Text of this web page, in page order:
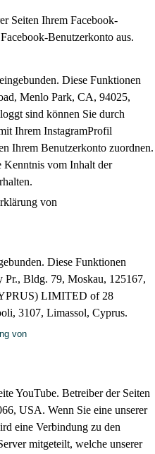
Seiten Ihrem Facebook-
Benutzerkonto aus.
Diese Funktionen
Menlo Park, CA, 94025,
sind können Sie durch
Ihrem InstagramProfil
Ihrem Benutzerkonto zuordnen.
Kenntnis vom Inhalt der
von
Diese Funktionen
Bldg. 79, Moskau, 125167,
LIMITED of 28
3107, Limassol, Cyprus.
von
YouTube. Betreiber der Seiten
USA. Wenn Sie eine unserer
eine Verbindung zu den
mitgeteilt, welche unserer